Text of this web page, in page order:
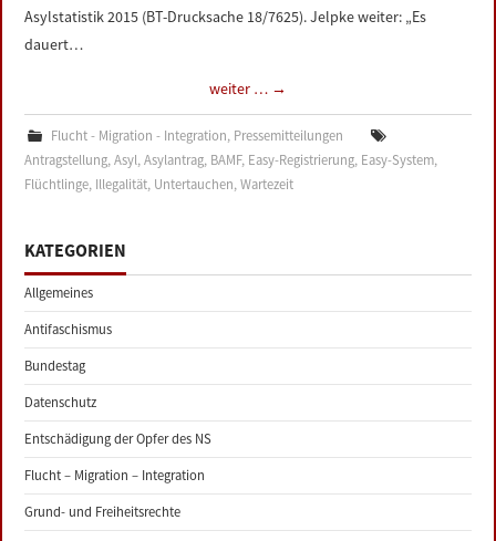
Asylstatistik 2015 (BT-Drucksache 18/7625). Jelpke weiter: „Es
dauert…
weiter … →
Flucht - Migration - Integration, Pressemitteilungen
Antragstellung,Asyl,Asylantrag, BAMF, Easy-Registrierung, Easy-System,
Flüchtlinge, Illegalität, Untertauchen,Wartezeit
KATEGORIEN
Allgemeines
Antifaschismus
Bundestag
Datenschutz
Entschädigung der Opfer des NS
Flucht – Migration – Integration
Grund- und Freiheitsrechte